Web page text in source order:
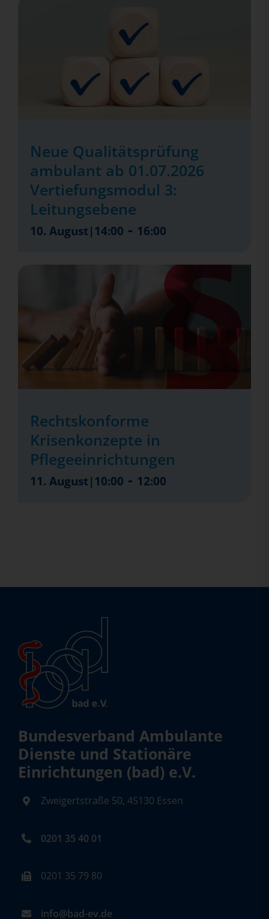
Neue Qualitätsprüfung
ambulant ab 01.07.2026
Vertiefungsmodul 3:
Leitungsebene
10. August|14:00 - 16:00
Rechtskonforme
Krisenkonzepte in
Pflegeeinrichtungen
11. August|10:00 - 12:00
Bundesverband Ambulante
Dienste und Stationäre
Einrichtungen (bad) e.V.
Zweigertstraße 50, 45130 Essen
0201 35 40 01
0201 35 79 80
info@bad-ev.de